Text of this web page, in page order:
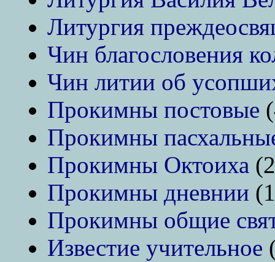
Литургия
Чин благословения
Чин литии об
Прокимны постовые
Прокимны
Прокимны Октоиха
Прокимны дневнии
Прокимны общие
Известие учительное